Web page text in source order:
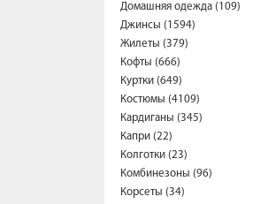
Домашняя одежда (109)
Джинсы (1594)
Жилеты (379)
Кофты (666)
Куртки (649)
Костюмы (4109)
Кардиганы (345)
Капри (22)
Колготки (23)
Комбинезоны (96)
Корсеты (34)